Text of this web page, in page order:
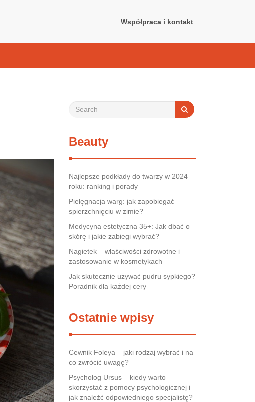
Współpraca i kontakt
Beauty
Najlepsze podkłady do twarzy w 2024
roku: ranking i porady
Pielęgnacja warg: jak zapobiegać
spierzchnięciu w zimie?
Medycyna estetyczna 35+: Jak dbać o
skórę i jakie zabiegi wybrać?
Nagietek – właściwości zdrowotne i
zastosowanie w kosmetykach
Jak skutecznie używać pudru sypkiego?
Poradnik dla każdej cery
Ostatnie wpisy
Cewnik Foleya – jaki rodzaj wybrać i na
co zwrócić uwagę?
Psycholog Ursus – kiedy warto
skorzystać z pomocy psychologicznej i
jak znaleźć odpowiedniego specjalistę?